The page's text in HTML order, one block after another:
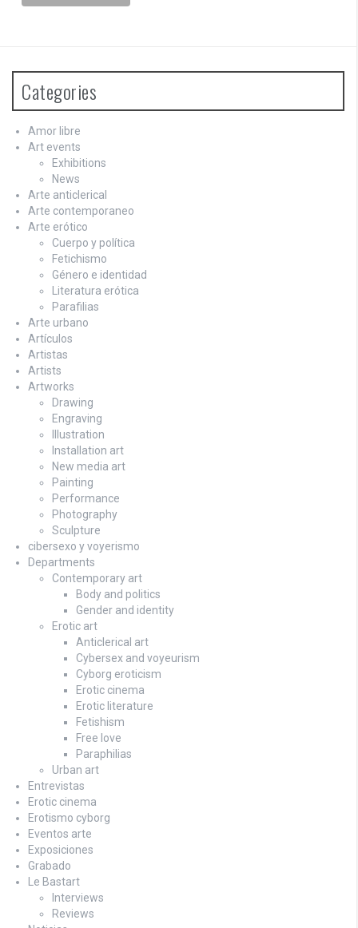
Categories
Amor libre
Art events
Exhibitions
News
Arte anticlerical
Arte contemporaneo
Arte erótico
Cuerpo y política
Fetichismo
Género e identidad
Literatura erótica
Parafilias
Arte urbano
Artículos
Artistas
Artists
Artworks
Drawing
Engraving
Illustration
Installation art
New media art
Painting
Performance
Photography
Sculpture
cibersexo y voyerismo
Departments
Contemporary art
Body and politics
Gender and identity
Erotic art
Anticlerical art
Cybersex and voyeurism
Cyborg eroticism
Erotic cinema
Erotic literature
Fetishism
Free love
Paraphilias
Urban art
Entrevistas
Erotic cinema
Erotismo cyborg
Eventos arte
Exposiciones
Grabado
Le Bastart
Interviews
Reviews